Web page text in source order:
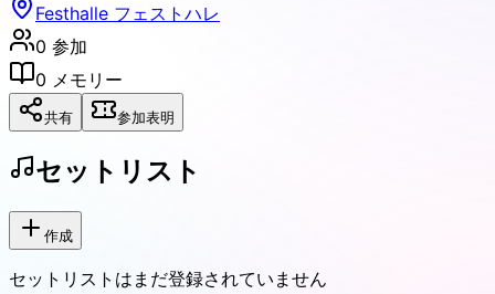
Festhalle フェストハレ
0 参加
0 メモリー
共有 参加表明
セットリスト
作成
セットリストはまだ登録されていません